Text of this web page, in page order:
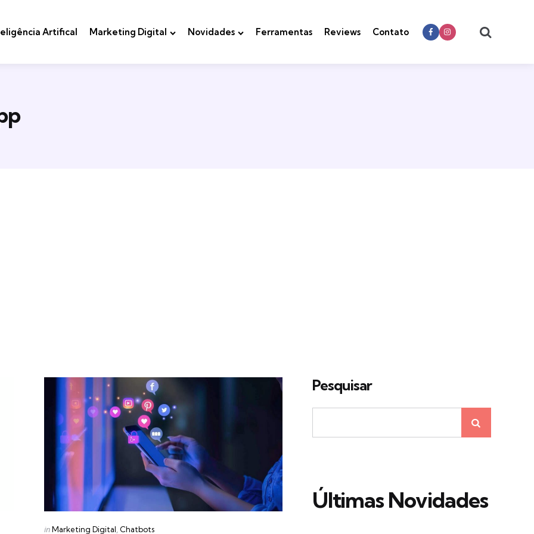
Artifical Marketing Digital Novidades Ferramentas Reviews Contato
Categories
Posted
inMarketing Digital Chatbots
Pesquisar
Últimas Novidades